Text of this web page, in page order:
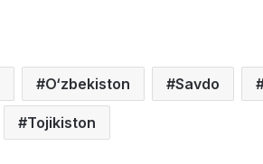
O‘zbekiston Savdo
Tojikiston